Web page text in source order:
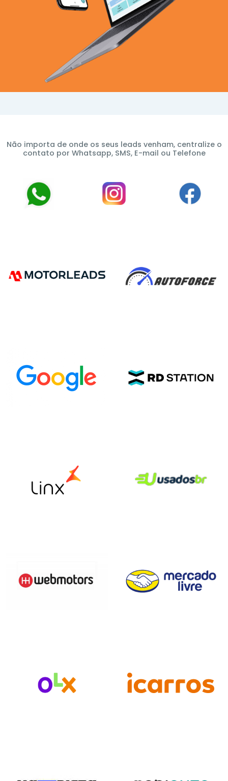
Não importa de onde os seus leads venham, centralize o
contato por Whatsapp, SMS, E-mail ou Telefone